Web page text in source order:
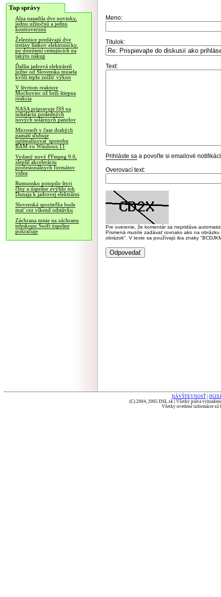
Top správy
Alza nasadila dve novinky,
jednu užitočnú a jednu
kontroverznú
Železnice predávajú dve
tretiny lístkov elektronicky,
po donútení cestujúcich na
takýto nákup
Ďalšia jadrová elektráreň
južne od Slovenska musela
kvôli teplu znížiť výkon
V štvrtom reaktore
Mochoviec už beží štiepna
reakcia
NASA pripravuje ISS na
inštaláciu posledných
nových solárnych panelov
Microsoft v čase drahých
pamätí sľubuje
optimalizovať spotrebu
RAM vo Windows 11
Vydaný nový FFmpeg 9.0,
zlepšil akceleráciu
profesionálnych formátov
videa
Rumunsko potopilo štyri
člny a úspešne zvýšilo tok
Dunaja k jadrovej elektrárni
Slovenská sporiteľňa bude
mať cez víkend odstávku
Záchrana misie na záchranu
teleskopu Swift úspešne
pokračuje
Meno:
Titulok:
Text:
Prihláste sa a povoľte si emailové
Overovací text:
Pre overenie, že komentár sa nepridáva
Písmená musíte zadávať rovnako ako na
obrázok". V texte sa používajú iba znaky
NÁVŠTEVNOSŤ
(C) 2004, 2005 DSL.sk | Všetky práva
Všetky uvedené informácie sú